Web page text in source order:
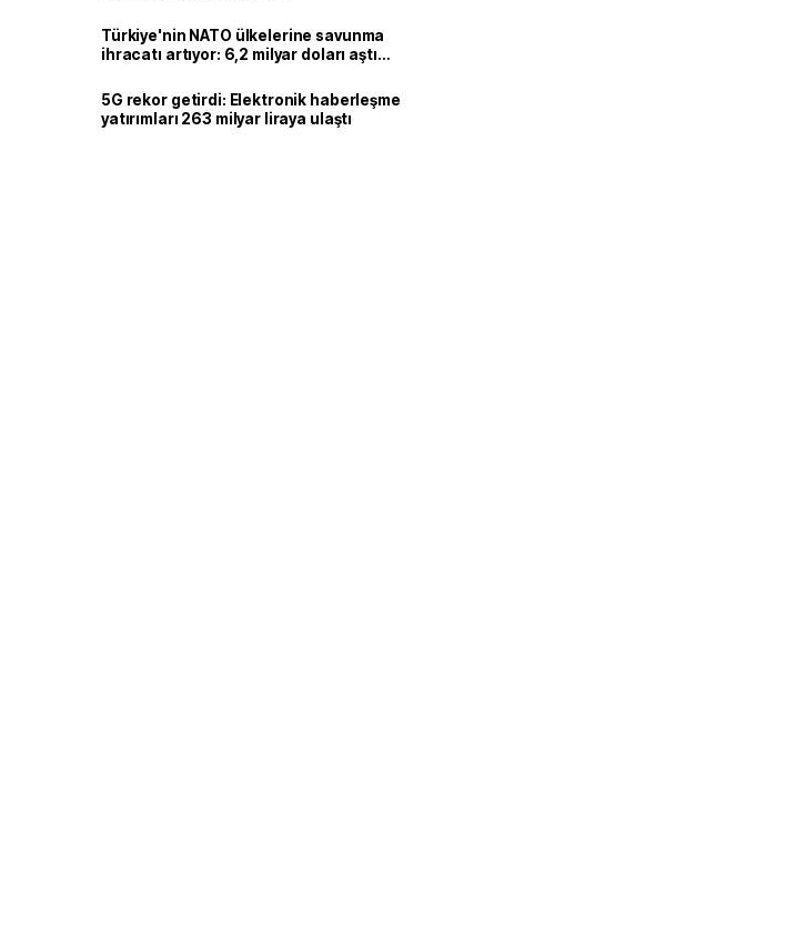
Türkiye'nin NATO ülkelerine savunma
ihracatı artıyor: 6,2 milyar doları aştı
5G rekor getirdi: Elektronik haberleşme
yatırımları 263 milyar liraya ulaştı